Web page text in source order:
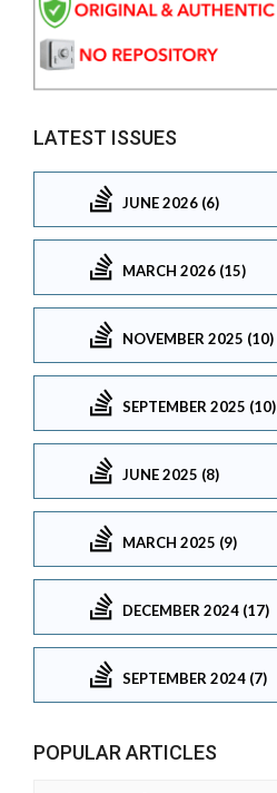
LATEST ISSUES
JUNE 2026 (6)
MARCH 2026 (15)
NOVEMBER 2025 (10)
SEPTEMBER 2025 (10)
JUNE 2025 (8)
MARCH 2025 (9)
DECEMBER 2024 (17)
SEPTEMBER 2024 (7)
POPULAR ARTICLES